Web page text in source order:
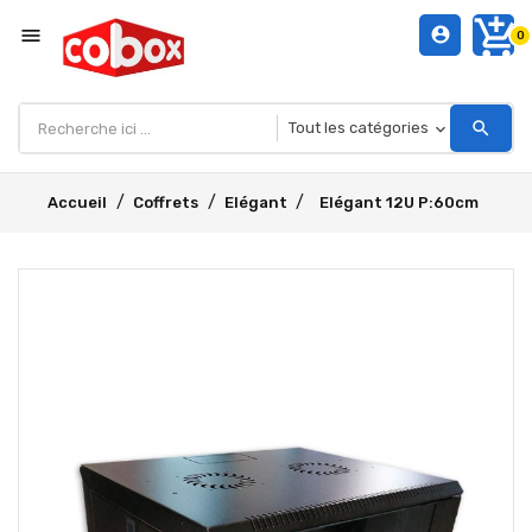
menu add_shopping_cart0
account_circle
search
Accueil Coffrets Elégant Elégant 12U P:60cm